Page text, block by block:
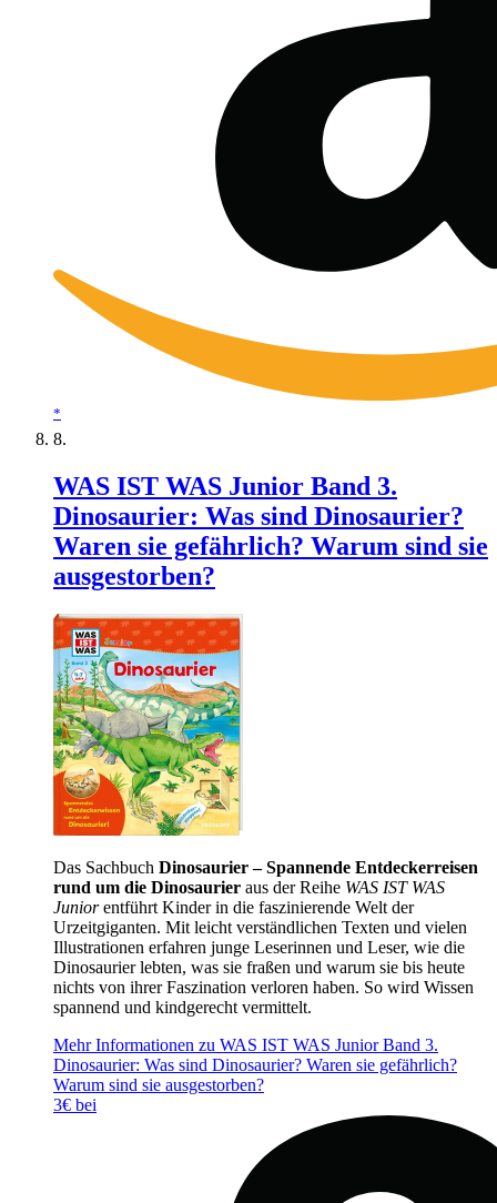
*
WAS IST WAS Junior Band 3.
Dinosaurier: Was sind Dinosaurier?
Waren sie gefährlich? Warum sind sie
ausgestorben?
Das Sachbuch Dinosaurier – Spannende Entdeckerreisen
rund um die Dinosaurier aus der Reihe WAS IST WAS
Juniorentführt Kinder in die faszinierende Welt der
Urzeitgiganten. Mit leicht verständlichen Texten und vielen
Illustrationen erfahren junge Leserinnen und Leser, wie die
Dinosaurier lebten, was sie fraßen und warum sie bis heute
nichts von ihrer Faszination verloren haben. So wird Wissen
spannend und kindgerecht vermittelt.
Mehr Informationen zu WAS IST WAS Junior Band 3.
Dinosaurier: Was sind Dinosaurier? Waren sie gefährlich?
Warum sind sie ausgestorben?
3€ bei